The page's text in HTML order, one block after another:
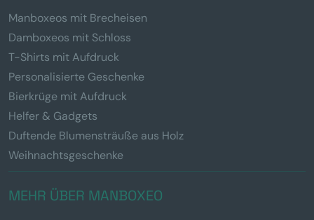
Manboxeos mit Brecheisen
Damboxeos mit Schloss
T-Shirts mit Aufdruck
Personalisierte Geschenke
Bierkrüge mit Aufdruck
Helfer & Gadgets
Duftende Blumensträuße aus Holz
Weihnachtsgeschenke
MEHR ÜBER MANBOXEO